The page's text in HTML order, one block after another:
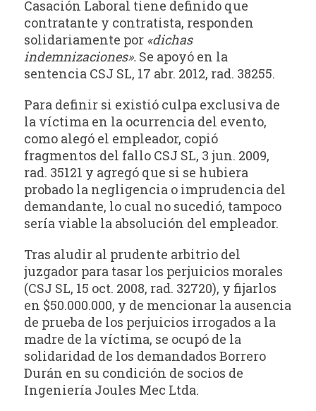
Casación Laboral tiene definido que
contratante y contratista, responden
solidariamente por «dichas
indemnizaciones». Se apoyó en la
sentencia CSJ SL, 17 abr. 2012, rad. 38255.
Para definir si existió culpa exclusiva de
la víctima en la ocurrencia del evento,
como alegó el empleador, copió
fragmentos del fallo CSJ SL, 3 jun. 2009,
rad. 35121 y agregó que si se hubiera
probado la negligencia o imprudencia del
demandante, lo cual no sucedió, tampoco
sería viable la absolución del empleador.
Tras aludir al prudente arbitrio del
juzgador para tasar los perjuicios morales
(CSJ SL, 15 oct. 2008, rad. 32720), y fijarlos
en $50.000.000, y de mencionar la ausencia
de prueba de los perjuicios irrogados a la
madre de la víctima, se ocupó de la
solidaridad de los demandados Borrero
Durán en su condición de socios de
Ingeniería Joules Mec Ltda.